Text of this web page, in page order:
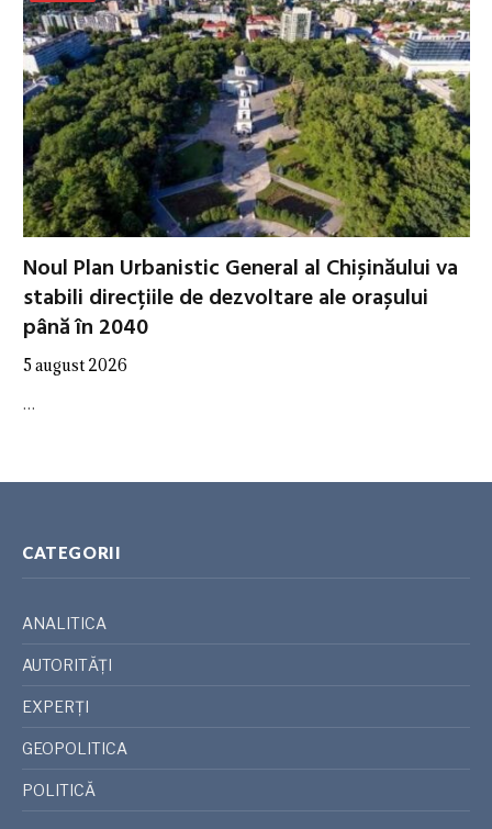
Noul Plan Urbanistic General al Chișinăului va
stabili direcțiile de dezvoltare ale orașului
până în 2040
5 august 2026
…
CATEGORII
ANALITICA
AUTORITĂȚI
EXPERȚI
GEOPOLITICA
POLITICĂ